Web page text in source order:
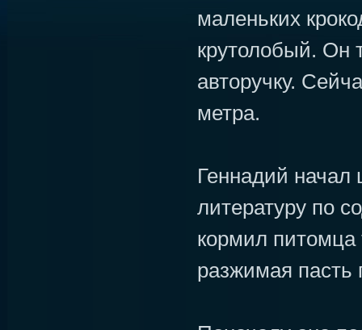
маленьких
крутолобый. Он
авторучку.
метра.
Геннадий начал
литературу по
кормил
разжимая пасть